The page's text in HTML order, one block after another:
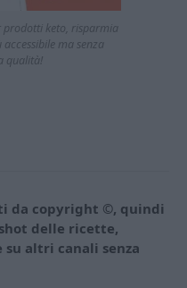
prodotti keto, risparmia
ma senza
qualità!
da copyright ©, quindi
delle ricette,
altri canali senza